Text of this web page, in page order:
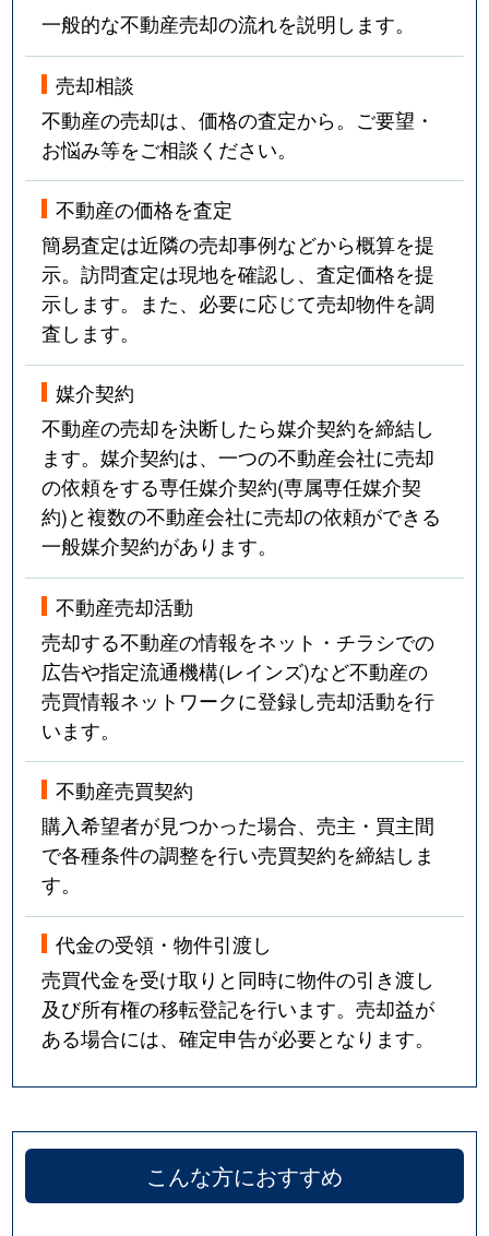
一般的な不動産売却の流れを説明します。
売却相談
不動産の売却は、価格の査定から。ご要望・
お悩み等をご相談ください。
不動産の価格を査定
簡易査定は近隣の売却事例などから概算を提
示。訪問査定は現地を確認し、査定価格を提
示します。また、必要に応じて売却物件を調
査します。
媒介契約
不動産の売却を決断したら媒介契約を締結し
ます。媒介契約は、一つの不動産会社に売却
の依頼をする専任媒介契約(専属専任媒介契
約)と複数の不動産会社に売却の依頼ができる
一般媒介契約があります。
不動産売却活動
売却する不動産の情報をネット・チラシでの
広告や指定流通機構(レインズ)など不動産の
売買情報ネットワークに登録し売却活動を行
います。
不動産売買契約
購入希望者が見つかった場合、売主・買主間
で各種条件の調整を行い売買契約を締結しま
す。
代金の受領・物件引渡し
売買代金を受け取りと同時に物件の引き渡し
及び所有権の移転登記を行います。売却益が
ある場合には、確定申告が必要となります。
こんな方におすすめ